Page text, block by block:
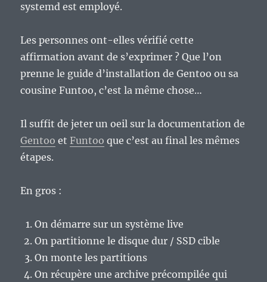
systemd est employé.
Les personnes ont-elles vérifié cette
affirmation avant de s’exprimer ? Que l’on
prenne le guide d’installation de Gentoo ou sa
cousine Funtoo, c’est la même chose…
Il suffit de jeter un oeil sur la documentation de
Gentoo etFuntoo que c’est au final les mêmes
étapes.
En gros :
On démarre sur un système live
On partitionne le disque dur / SSD cible
On monte les partitions
On récupère une archive précompilée qui